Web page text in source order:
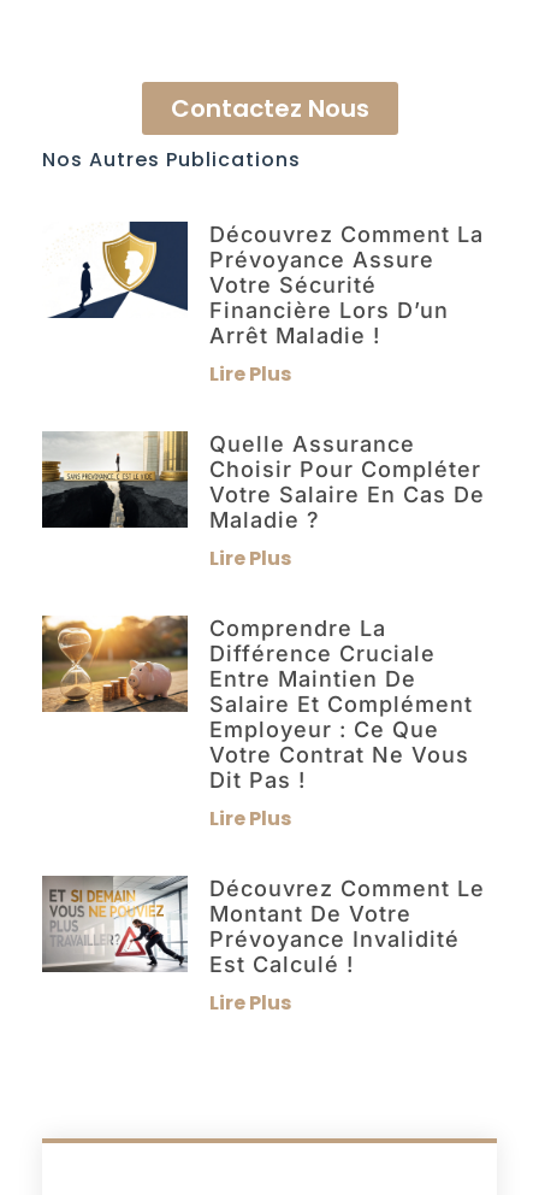
Contactez Nous
Nos Autres Publications
Découvrez Comment La
Prévoyance Assure
Votre Sécurité
Financière Lors D’un
Arrêt Maladie !
Lire Plus
Quelle Assurance
Choisir Pour Compléter
Votre Salaire En Cas De
Maladie ?
Lire Plus
Comprendre La
Différence Cruciale
Entre Maintien De
Salaire Et Complément
Employeur : Ce Que
Votre Contrat Ne Vous
Dit Pas !
Lire Plus
Découvrez Comment Le
Montant De Votre
Prévoyance Invalidité
Est Calculé !
Lire Plus